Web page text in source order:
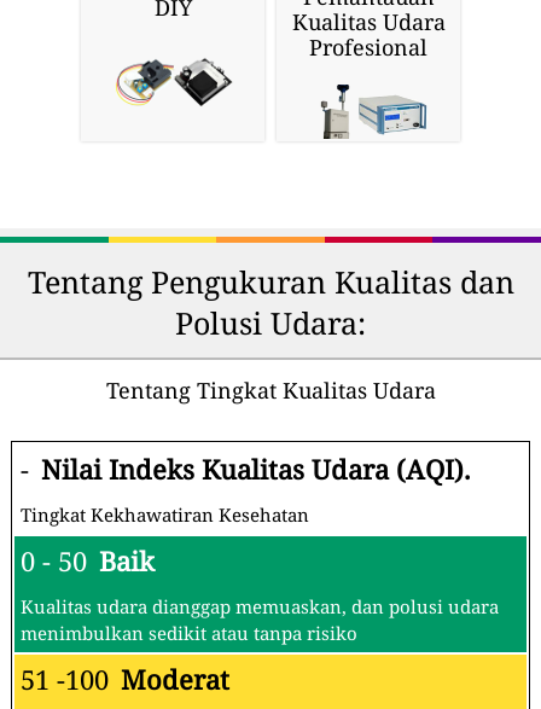
DIY
Kualitas Udara
Profesional
Tentang Pengukuran Kualitas dan
Polusi Udara:
Tentang Tingkat Kualitas Udara
- Nilai Indeks Kualitas Udara (AQI).
Tingkat Kekhawatiran Kesehatan
0 - 50 Baik
Kualitas udara dianggap memuaskan, dan polusi udara
menimbulkan sedikit atau tanpa risiko
51 -100 Moderat